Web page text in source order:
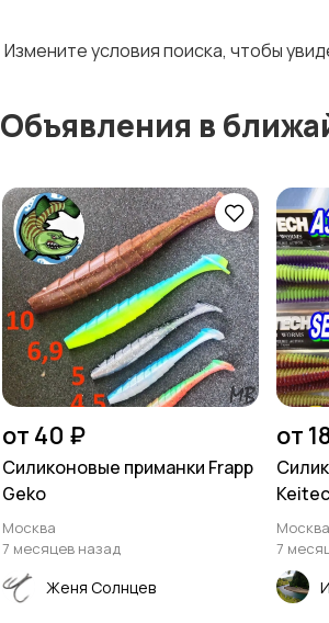
Измените условия поиска, чтобы
Объявления в
от 40 ₽
Силиконовые приманки Frapp
Geko
Москва
7 месяцев назад
Женя Солнцев
от
Москва
7